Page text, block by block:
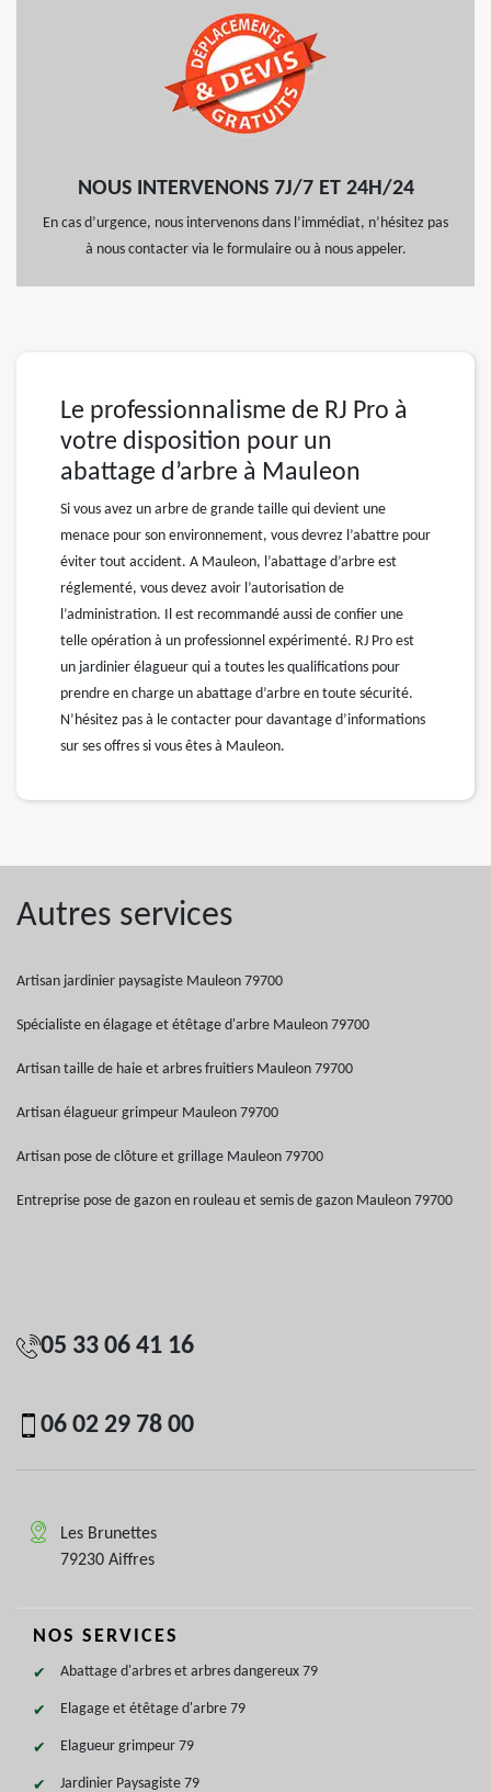
NOUS INTERVENONS 7J/7 ET 24H/24
En cas d’urgence, nous intervenons dans l’immédiat, n’hésitez pas
à nous contacter via le formulaire ou à nous appeler.
Le professionnalisme de RJ Pro à
votre disposition pour un
abattage d’arbre à Mauleon
Si vous avez un arbre de grande taille qui devient une
menace pour son environnement, vous devrez l’abattre pour
éviter tout accident. A Mauleon, l’abattage d’arbre est
réglementé, vous devez avoir l’autorisation de
l’administration. Il est recommandé aussi de confier une
telle opération à un professionnel expérimenté. RJ Pro est
un jardinier élagueur qui a toutes les qualifications pour
prendre en charge un abattage d’arbre en toute sécurité.
N’hésitez pas à le contacter pour davantage d’informations
sur ses offres si vous êtes à Mauleon.
Autres services
Artisan jardinier paysagiste Mauleon 79700
Spécialiste en élagage et étêtage d'arbre Mauleon 79700
Artisan taille de haie et arbres fruitiers Mauleon 79700
Artisan élagueur grimpeur Mauleon 79700
Artisan pose de clôture et grillage Mauleon 79700
Entreprise pose de gazon en rouleau et semis de gazon Mauleon 79700
05 33 06 41 16
06 02 29 78 00
Les Brunettes
79230 Aiffres
NOS SERVICES
Abattage d'arbres et arbres dangereux 79
Elagage et étêtage d'arbre 79
Elagueur grimpeur 79
Jardinier Paysagiste 79